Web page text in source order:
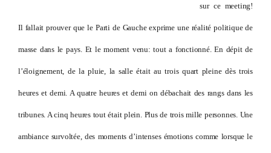
sur ce meeting!
Il fallait prouver que le Parti de Gauche exprime une réalité politique de
masse dans le pays. Et le moment venu: tout a fonctionné. En dépit de
l’éloignement, de la pluie, la salle était au trois quart pleine dès trois
heures et demi. A quatre heures et demi on débachait des rangs dans les
tribunes. A cinq heures tout était plein. Plus de trois mille personnes. Une
ambiance survoltée, des moments d’intenses émotions comme lorsque le